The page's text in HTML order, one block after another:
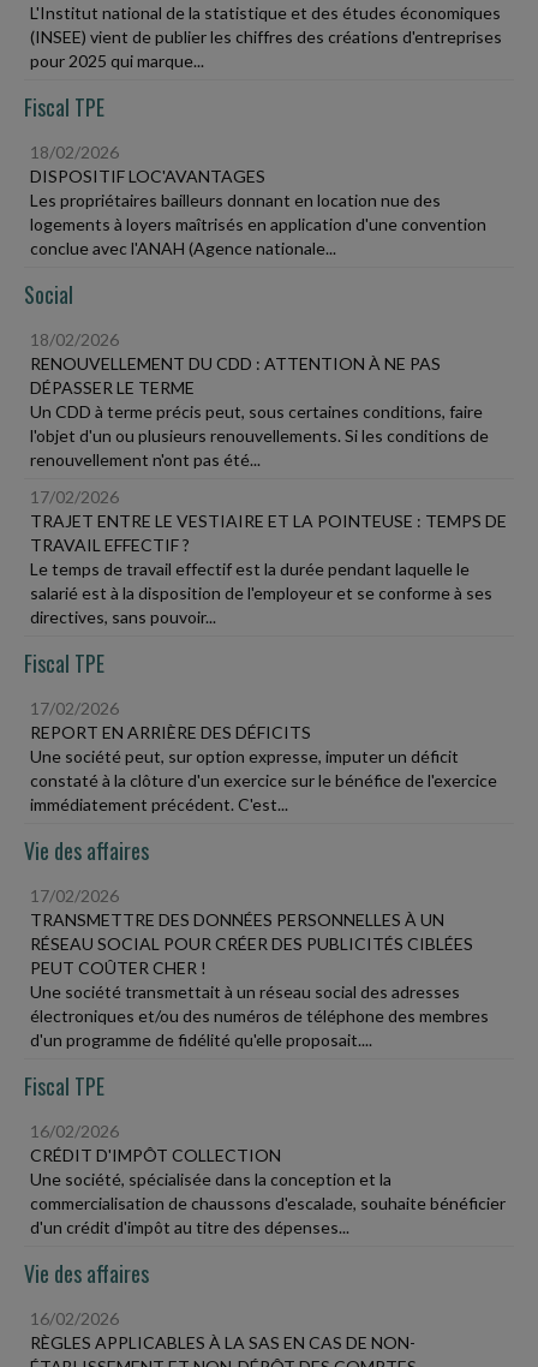
L'Institut national de la statistique et des études économiques
(INSEE) vient de publier les chiffres des créations d'entreprises
pour 2025 qui marque...
Fiscal TPE
18/02/2026
DISPOSITIF LOC'AVANTAGES
Les propriétaires bailleurs donnant en location nue des
logements à loyers maîtrisés en application d'une convention
conclue avec l'ANAH (Agence nationale...
Social
18/02/2026
RENOUVELLEMENT DU CDD : ATTENTION À NE PAS
DÉPASSER LE TERME
Un CDD à terme précis peut, sous certaines conditions, faire
l'objet d'un ou plusieurs renouvellements. Si les conditions de
renouvellement n'ont pas été...
17/02/2026
TRAJET ENTRE LE VESTIAIRE ET LA POINTEUSE : TEMPS DE
TRAVAIL EFFECTIF ?
Le temps de travail effectif est la durée pendant laquelle le
salarié est à la disposition de l'employeur et se conforme à ses
directives, sans pouvoir...
Fiscal TPE
17/02/2026
REPORT EN ARRIÈRE DES DÉFICITS
Une société peut, sur option expresse, imputer un déficit
constaté à la clôture d'un exercice sur le bénéfice de l'exercice
immédiatement précédent. C'est...
Vie des affaires
17/02/2026
TRANSMETTRE DES DONNÉES PERSONNELLES À UN
RÉSEAU SOCIAL POUR CRÉER DES PUBLICITÉS CIBLÉES
PEUT COÛTER CHER !
Une société transmettait à un réseau social des adresses
électroniques et/ou des numéros de téléphone des membres
d'un programme de fidélité qu'elle proposait....
Fiscal TPE
16/02/2026
CRÉDIT D'IMPÔT COLLECTION
Une société, spécialisée dans la conception et la
commercialisation de chaussons d'escalade, souhaite bénéficier
d'un crédit d'impôt au titre des dépenses...
Vie des affaires
16/02/2026
RÈGLES APPLICABLES À LA SAS EN CAS DE NON-